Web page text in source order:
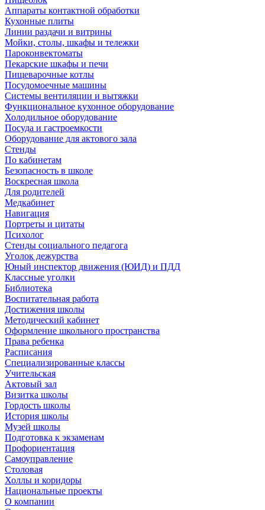
Аппараты контактной обработки
Кухонные плиты
Линии раздачи и витрины
Мойки, столы, шкафы и тележки
Пароконвектоматы
Пекарские шкафы и печи
Пищеварочные котлы
Посудомоечные машины
Системы вентиляции и вытяжки
Функциональное кухонное оборудование
Холодильное оборудование
Посуда и гастроемкости
Оборудование для актового зала
Стенды
По кабинетам
Безопасность в школе
Воскресная школа
Для родителей
Медкабинет
Навигация
Портреты и цитаты
Психолог
Стенды социального педагога
Уголок дежурства
Юный инспектор движения (ЮИД) и ПДД
Классные уголки
Библиотека
Воспитательная работа
Достижения школы
Методический кабинет
Оформление школьного пространства
Права ребенка
Расписания
Специализированные классы
Учительская
Актовый зал
Визитка школы
Гордость школы
История школы
Музей школы
Подготовка к экзаменам
Профориентация
Самоуправление
Столовая
Холлы и коридоры
Национальные проекты
О компании